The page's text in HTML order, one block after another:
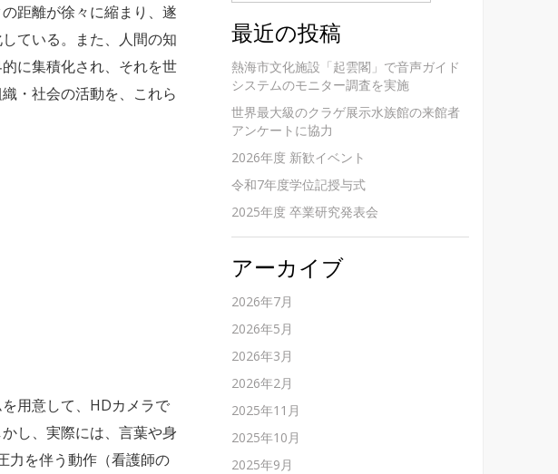
距離が徐々に縮まり、遂
ている。また、人間の知
に集積化され、それを世
・社会の活動を、これら
用意して、HDカメラで
し、実際には、言葉や身
力を伴う動作（看護師の
最近の投稿
熱海市文化施設「起雲閣」で音声ガイド
システムのモニター調査を実施
世界最大級のクラゲ展示水族館の来館者
アンケートに協力
2026年度 新歓イベント
令和7年度学位記授与式
2025年度 卒業研究発表会
アーカイブ
2026年7月
2026年5月
2026年3月
2026年2月
2025年11月
2025年10月
2025年9月